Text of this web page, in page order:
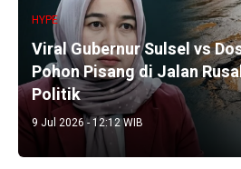
HYPE
Viral Gubernur Sulsel vs
Pohon Pisang di Jalan
Politik
9 Jul 2026 - 12:12 WIB